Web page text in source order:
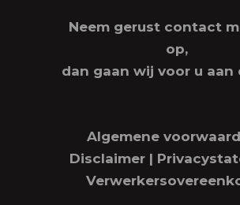
Neem gerust contact
op,
dan gaan wij voor u aan
Algemene
Disclaimer|